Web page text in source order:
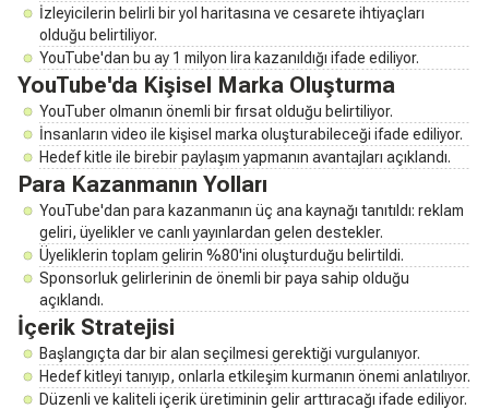
İzleyicilerin belirli bir yol haritasına ve cesarete ihtiyaçları
olduğu belirtiliyor.
YouTube'dan bu ay 1 milyon lira kazanıldığı ifade ediliyor.
YouTube'da Kişisel Marka Oluşturma
YouTuber olmanın önemli bir fırsat olduğu belirtiliyor.
İnsanların video ile kişisel marka oluşturabileceği ifade ediliyor.
Hedef kitle ile birebir paylaşım yapmanın avantajları açıklandı.
Para Kazanmanın Yolları
YouTube'dan para kazanmanın üç ana kaynağı tanıtıldı: reklam
geliri, üyelikler ve canlı yayınlardan gelen destekler.
Üyeliklerin toplam gelirin %80'ini oluşturduğu belirtildi.
Sponsorluk gelirlerinin de önemli bir paya sahip olduğu
açıklandı.
İçerik Stratejisi
Başlangıçta dar bir alan seçilmesi gerektiği vurgulanıyor.
Hedef kitleyi tanıyıp, onlarla etkileşim kurmanın önemi anlatılıyor.
Düzenli ve kaliteli içerik üretiminin gelir arttıracağı ifade ediliyor.